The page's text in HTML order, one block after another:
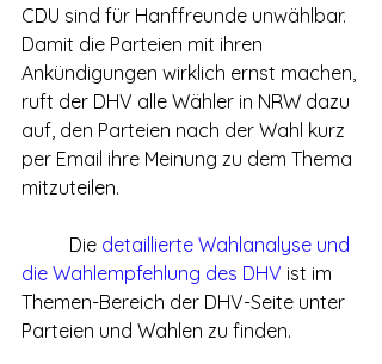
CDU sind für Hanffreunde unwählbar.
Damit die Parteien mit ihren
Ankündigungen wirklich ernst machen,
ruft der DHV alle Wähler in NRW dazu
auf, den Parteien nach der Wahl kurz
per Email ihre Meinung zu dem Thema
mitzuteilen.
	Die
detaillierte Wahlanalyse und
die Wahlempfehlung des DHV ist im
Themen-Bereich der DHV-Seite unter
Parteien und Wahlen zu finden.